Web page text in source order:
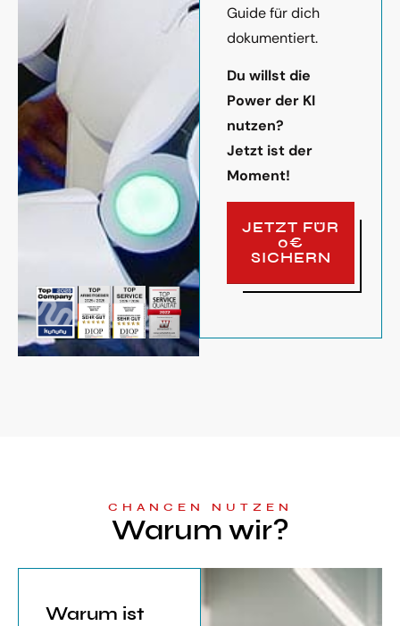
Guide für dich
dokumentiert.
Du willst die
Power der KI
nutzen?
Jetzt ist der
Moment!
JETZT FÜR
0€
SICHERN
CHANCEN NUTZEN
Warum wir?
Warum ist